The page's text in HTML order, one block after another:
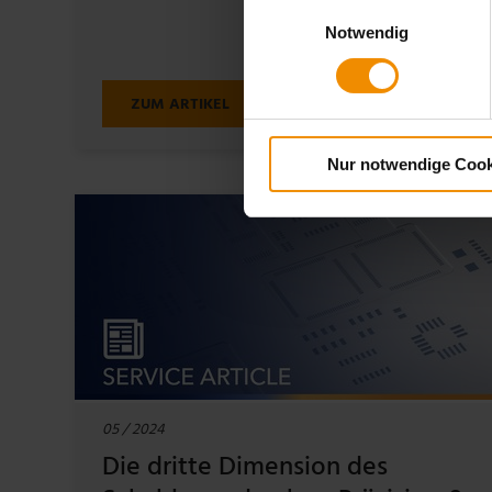
Notwendig
Nur notwendige
ZUM ARTIKEL
05 / 2024
Die dritte Dimension des